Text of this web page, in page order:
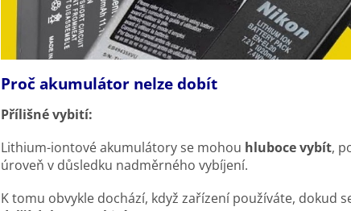
Proč akumulátor nelze dobít
Přílišné vybití:
Lithium-iontové akumulátory se mohou hluboce vybít,
úroveň v důsledku nadměrného vybíjení.
K tomu obvykle dochází, když zařízení používáte, dokud